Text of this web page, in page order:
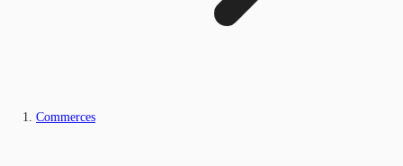
Commerces